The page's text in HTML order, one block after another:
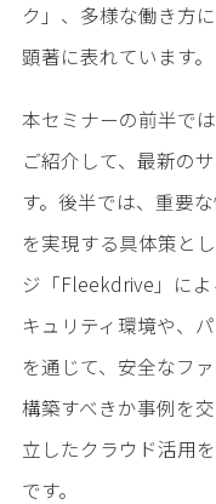
ク」、多様な働き方
顕著に表れています。
本セミナーの前半で
ご紹介して、最新の
す。後半では、重要
を実現する具体策と
ジ「Fleekdrive」に
キュリティ環境や、
を通じて、安全なフ
構築すべきか事例を
立したクラウド活用
です。